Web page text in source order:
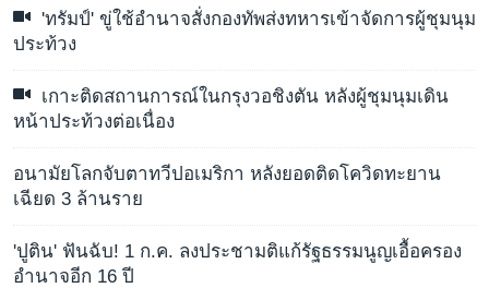
'ทรัมป์' ขู่ใช้อำนาจสั่งกองทัพส่งทหารเข้าจัดการผู้ชุมนุม
ประท้วง
เกาะติดสถานการณ์ในกรุงวอชิงตัน หลังผู้ชุมนุมเดิน
หน้าประท้วงต่อเนื่อง
อนามัยโลกจับตาทวีปอเมริกา หลังยอดติดโควิดทะยาน
เฉียด 3 ล้านราย
'ปูติน' ฟันฉับ! 1 ก.ค. ลงประชามติแก้รัฐธรรมนูญเอื้อครอง
อำนาจอีก 16 ปี